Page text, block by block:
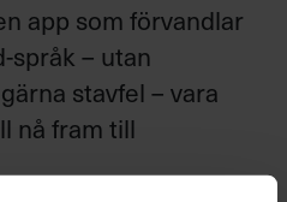
app som förvandlar
– utan
stavfel – vara
nå fram till